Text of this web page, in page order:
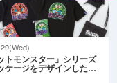
トモンスター」シリーズ
ケージをデザインした…